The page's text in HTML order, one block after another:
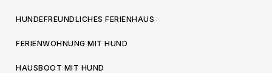
HUNDEFREUNDLICHES FERIENHAUS
FERIENWOHNUNG MIT HUND
HAUSBOOT MIT HUND